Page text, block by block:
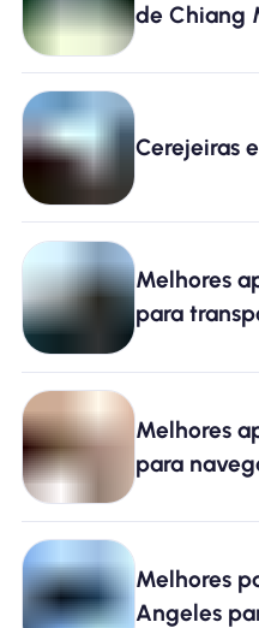
Para negócios
de Chiang
Cerejeiras
Melhores
para
Melhores
para
Melhores
Angeles